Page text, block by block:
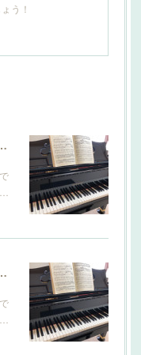
う！
ピアノ教室】
りますか？ 【宮崎ピアノ教室】